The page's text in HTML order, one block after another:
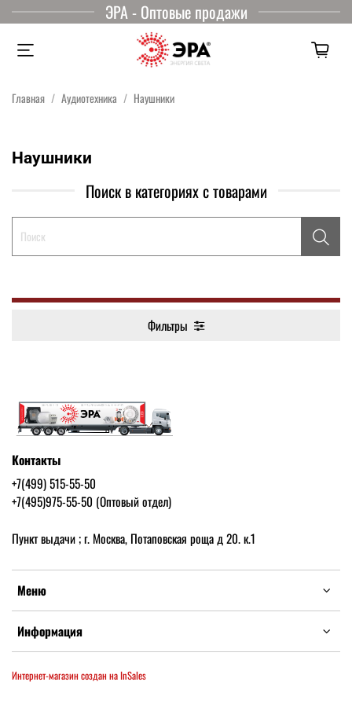
ЭРА - Оптовые продажи
Главная Аудиотехника Наушники
Наушники
Поиск в категориях с товарами
Фильтры
Меню
Информация
Контакты
+7(499) 515-55-50
+7(495)975-55-50 (Оптовый отдел)
Пункт выдачи ; г. Москва, Потаповская роща д 20. к.1
Интернет-магазин создан на InSales